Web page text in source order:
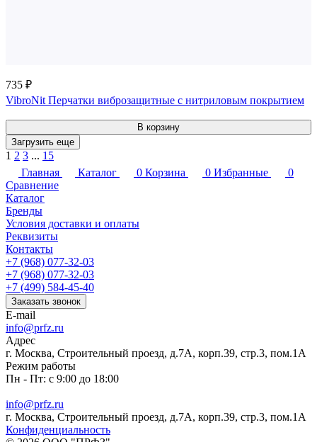
735 ₽
VibroNit Перчатки виброзащитные с нитриловым покрытием
В корзину
Загрузить еще
1 2 3 ... 15
Главная
Каталог 0 Корзина 0 Избранные
0
Сравнение
Каталог
Бренды
Условия доставки и оплаты
Реквизиты
Контакты
+7 (968) 077-32-03
+7 (968) 077-32-03
+7 (499) 584-45-40
Заказать звонок
E-mail
info@prfz.ru
Адрес
г. Москва, Строительный проезд, д.7А, корп.39, стр.3, пом.1А
Режим работы
Пн - Пт: с 9:00 до 18:00
info@prfz.ru
г. Москва, Строительный проезд, д.7А, корп.39, стр.3, пом.1А
Конфиденциальность